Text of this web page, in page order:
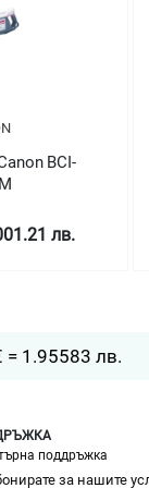
Canon BCI-
€ / 1001.21 лв.
= 1.95583 лв.
поддръжка
за нашите